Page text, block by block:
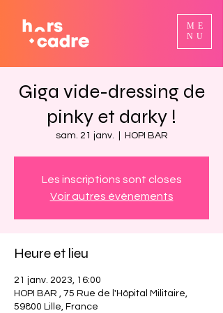
ME
NU
Giga vide-dressing de
pinky et darky !
sam. 21 janv. HOPI BAR
Les inscriptions sont closes
Voir autres événements
Heure et lieu
21 janv. 2023, 16:00
HOPI BAR , 75 Rue de l'Hôpital Militaire,
59800 Lille, France